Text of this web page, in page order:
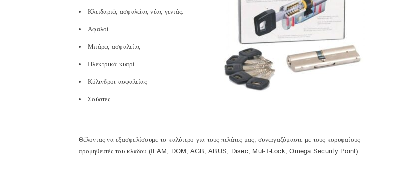
Κλειδαριές ασφαλείας νέας γενιάς.
Αφαλοί
Μπάρες ασφαλείας
Ηλεκτρικά κυπρί
Κύλινδροι ασφαλείας
Σούστες.
Θέλοντας να εξασφαλίσουμε το καλύτερο για τους πελάτες μας, συνεργαζόμαστε με τους κορυφαίους
προμηθευτές του κλάδου (IFAM, DOM, AGB, ABUS, Disec, Mul-T-Lock, Omega Security Point).